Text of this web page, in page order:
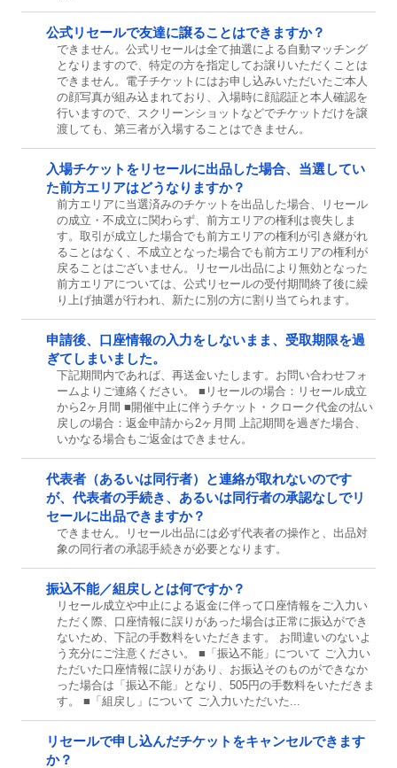
公式リセールで友達に譲ることはできますか？
できません。公式リセールは全て抽選による自動マッチング
となりますので、特定の方を指定してお譲りいただくことは
できません。電子チケットにはお申し込みいただいたご本人
の顔写真が組み込まれており、入場時に顔認証と本人確認を
行いますので、スクリーンショットなどでチケットだけを譲
渡しても、第三者が入場することはできません。
入場チケットをリセールに出品した場合、当選してい
た前方エリアはどうなりますか？
前方エリアに当選済みのチケットを出品した場合、リセール
の成立・不成立に関わらず、前方エリアの権利は喪失しま
す。取引が成立した場合でも前方エリアの権利が引き継がれ
ることはなく、不成立となった場合でも前方エリアの権利が
戻ることはございません。リセール出品により無効となった
前方エリアについては、公式リセールの受付期間終了後に繰
り上げ抽選が行われ、新たに別の方に割り当てられます。
申請後、口座情報の入力をしないまま、受取期限を過
ぎてしまいました。
下記期間内であれば、再送金いたします。お問い合わせフォ
ームよりご連絡ください。 ■リセールの場合：リセール成立
から2ヶ月間 ■開催中止に伴うチケット・クローク代金の払い
戻しの場合：返金申請から2ヶ月間 上記期間を過ぎた場合、
いかなる場合もご返金はできません。
代表者（あるいは同行者）と連絡が取れないのです
が、代表者の手続き、あるいは同行者の承認なしでリ
セールに出品できますか？
できません。リセール出品には必ず代表者の操作と、出品対
象の同行者の承認手続きが必要となります。
振込不能／組戻しとは何ですか？
リセール成立や中止による返金に伴って口座情報をご入力い
ただく際、口座情報に誤りがあった場合は正常に振込ができ
ないため、下記の手数料をいただきます。 お間違いのないよ
う充分にご注意ください。 ■「振込不能」について ご入力い
ただいた口座情報に誤りがあり、お振込そのものができなか
った場合は「振込不能」となり、505円の手数料をいただきま
す。 ■「組戻し」について ご入力いただいた...
リセールで申し込んだチケットをキャンセルできます
か？